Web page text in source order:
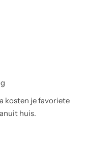
kosten je favoriete
huis.